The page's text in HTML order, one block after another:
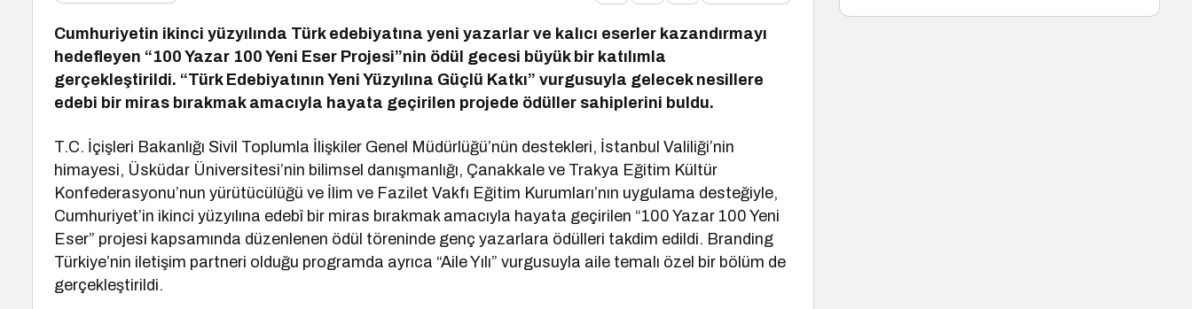
Cumhuriyetin ikinci yüzyılında Türk edebiyatına yeni yazarlar ve kalıcı eserler kazandırmayı
hedefleyen “100 Yazar 100 Yeni Eser Projesi”nin ödül gecesi büyük bir katılımla
gerçekleştirildi. “Türk Edebiyatının Yeni Yüzyılına Güçlü Katkı” vurgusuyla gelecek nesillere
edebi bir miras bırakmak amacıyla hayata geçirilen projede ödüller sahiplerini buldu.
T.C. İçişleri Bakanlığı Sivil Toplumla İlişkiler Genel Müdürlüğü’nün destekleri, İstanbul Valiliği’nin
himayesi, Üsküdar Üniversitesi’nin bilimsel danışmanlığı, Çanakkale ve Trakya Eğitim Kültür
Konfederasyonu’nun yürütücülüğü ve İlim ve Fazilet Vakfı Eğitim Kurumları’nın uygulama desteğiyle,
Cumhuriyet’in ikinci yüzyılına edebî bir miras bırakmak amacıyla hayata geçirilen “100 Yazar 100 Yeni
Eser” projesi kapsamında düzenlenen ödül töreninde genç yazarlara ödülleri takdim edildi. Branding
Türkiye’nin iletişim partneri olduğu programda ayrıca “Aile Yılı” vurgusuyla aile temalı özel bir bölüm de
gerçekleştirildi.